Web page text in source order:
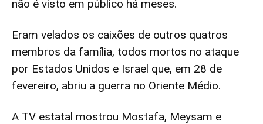
não é visto em público há meses.
Eram velados os caixões de outros quatros
membros da família, todos mortos no ataque
por Estados Unidos e Israel que, em 28 de
fevereiro, abriu a guerra no Oriente Médio.
A TV estatal mostrou Mostafa, Meysam e